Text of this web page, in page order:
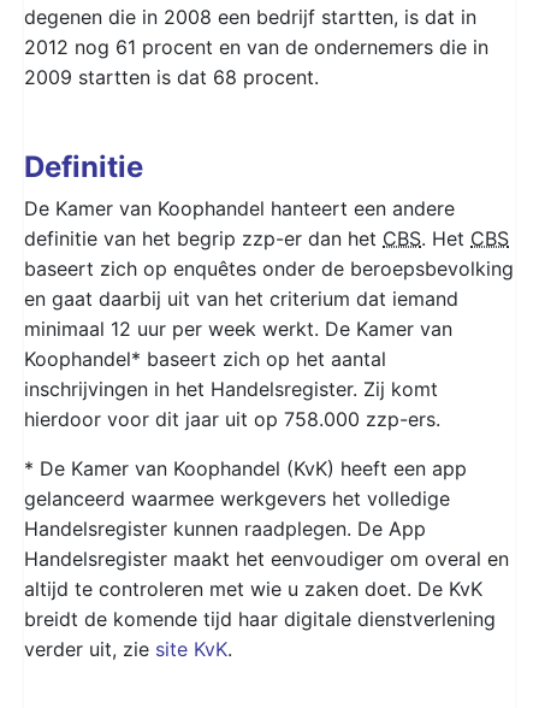
degenen die in 2008 een bedrijf startten, is dat in
2012 nog 61 procent en van de ondernemers die in
2009 startten is dat 68 procent.
Definitie
De Kamer van Koophandel hanteert een andere
definitie van het begrip zzp-er dan het CBS. Het CBS
baseert zich op enquêtes onder de beroepsbevolking
en gaat daarbij uit van het criterium dat iemand
minimaal 12 uur per week werkt. De Kamer van
Koophandel* baseert zich op het aantal
inschrijvingen in het Handelsregister. Zij komt
hierdoor voor dit jaar uit op 758.000 zzp-ers.
* De Kamer van Koophandel (KvK) heeft een app
gelanceerd waarmee werkgevers het volledige
Handelsregister kunnen raadplegen. De App
Handelsregister maakt het eenvoudiger om overal en
altijd te controleren met wie u zaken doet. De KvK
breidt de komende tijd haar digitale dienstverlening
verder uit, zie site KvK.